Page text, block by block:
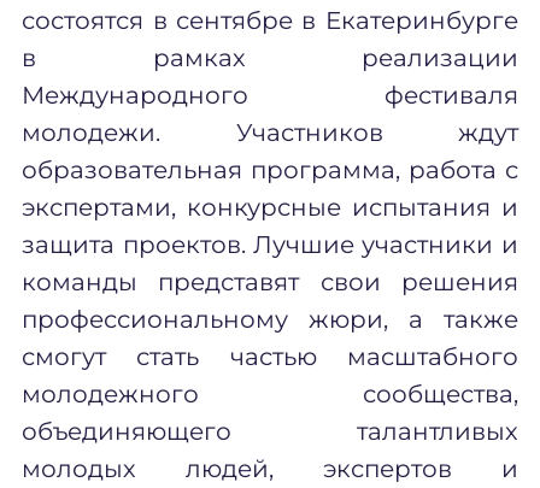
состоятся в сентябре в Екатеринбурге
в рамках реализации
Международного фестиваля
молодежи. Участников ждут
образовательная программа, работа с
экспертами, конкурсные испытания и
защита проектов. Лучшие участники и
команды представят свои решения
профессиональному жюри, а также
смогут стать частью масштабного
молодежного сообщества,
объединяющего талантливых
молодых людей, экспертов и